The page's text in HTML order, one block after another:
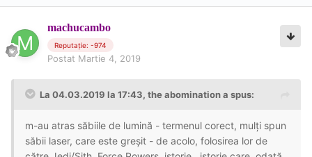
machucambo
Reputație: -974
Postat Martie 4, 2019
La 04.03.2019 la 17:43, the abomination a spus:
m-au atras săbiile de lumină - termenul corect, mulți spun
săbii laser, care este greșit - de acolo, folosirea lor de